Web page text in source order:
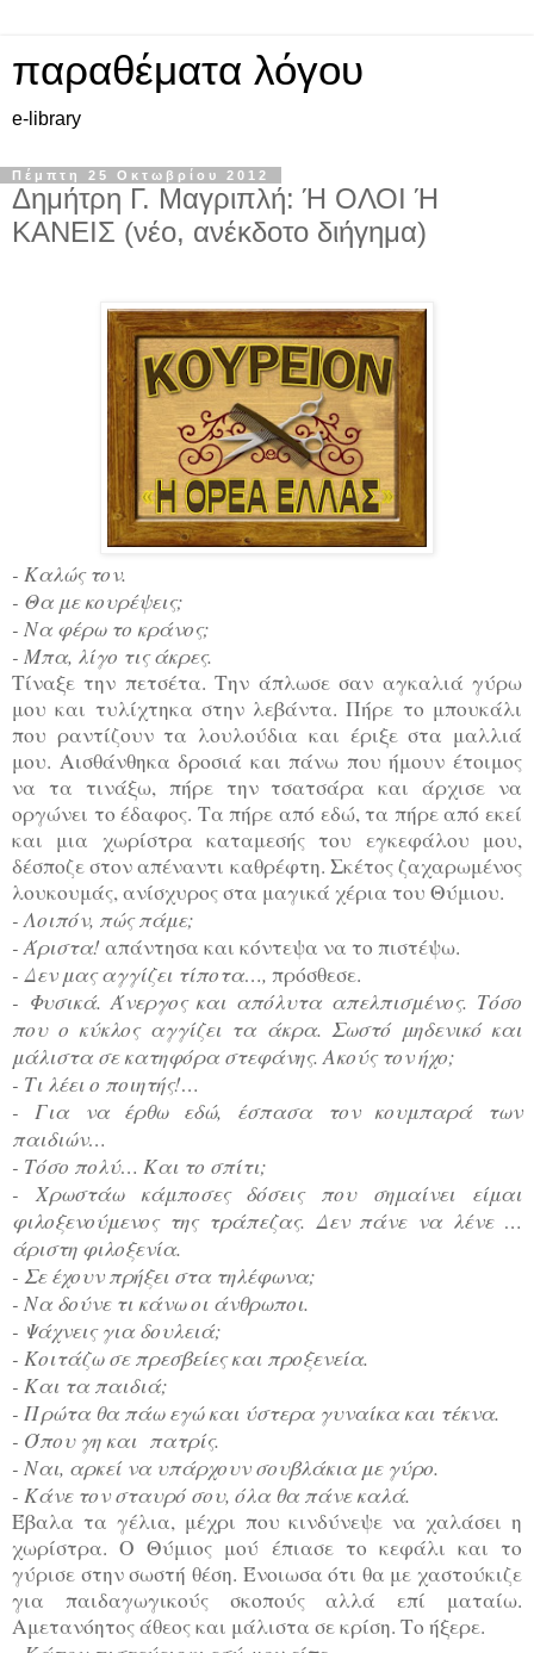
παραθέματα λόγου
e-library
Πέμπτη 25 Οκτωβρίου 2012
Δημήτρη Γ. Μαγριπλή: Ή ΟΛΟΙ Ή
ΚΑΝΕΙΣ (νέο, ανέκδοτο διήγημα)
- Καλώς τον.
- Θα με κουρέψεις;
- Να φέρω το κράνος;
- Μπα, λίγο τις άκρες.
Τίναξε την πετσέτα. Την άπλωσε σαν αγκαλιά γύρω
μου και τυλίχτηκα στην λεβάντα. Πήρε το μπουκάλι
που ραντίζουν τα λουλούδια και έριξε στα μαλλιά
μου. Αισθάνθηκα δροσιά και πάνω που ήμουν έτοιμος
να τα τινάξω, πήρε την τσατσάρα και άρχισε να
οργώνει το έδαφος. Τα πήρε από εδώ, τα πήρε από εκεί
και μια χωρίστρα καταμεσής του εγκεφάλου μου,
δέσποζε στον απέναντι καθρέφτη. Σκέτος ζαχαρωμένος
λουκουμάς, ανίσχυρος στα μαγικά χέρια του Θύμιου.
- Λοιπόν, πώς πάμε;
- Άριστα! απάντησα και κόντεψα να το πιστέψω.
- Δεν μας αγγίζει τίποτα…, πρόσθεσε.
- Φυσικά. Άνεργος και απόλυτα απελπισμένος. Τόσο
που ο κύκλος αγγίζει τα άκρα. Σωστό μηδενικό και
μάλιστα σε κατηφόρα στεφάνης. Ακούς τον ήχο;
- Τι λέει ο ποιητής!…
- Για να έρθω εδώ, έσπασα τον κουμπαρά των
παιδιών…
- Τόσο πολύ… Και το σπίτι;
- Χρωστάω κάμποσες δόσεις που σημαίνει είμαι
φιλοξενούμενος της τράπεζας. Δεν πάνε να λένε …
άριστη φιλοξενία.
- Σε έχουν πρήξει στα τηλέφωνα;
- Να δούνε τι κάνω οι άνθρωποι.
- Ψάχνεις για δουλειά;
- Κοιτάζω σε πρεσβείες και προξενεία.
- Και τα παιδιά;
- Πρώτα θα πάω εγώ και ύστερα γυναίκα και τέκνα.
- Όπου γη και πατρίς.
- Ναι, αρκεί να υπάρχουν σουβλάκια με γύρο.
- Κάνε τον σταυρό σου, όλα θα πάνε καλά.
Έβαλα τα γέλια, μέχρι που κινδύνεψε να χαλάσει η
χωρίστρα. Ο Θύμιος μού έπιασε το κεφάλι και το
γύρισε στην σωστή θέση. Ένοιωσα ότι θα με χαστούκιζε
για παιδαγωγικούς σκοπούς αλλά επί ματαίω.
Αμετανόητος άθεος και μάλιστα σε κρίση. Το ήξερε.